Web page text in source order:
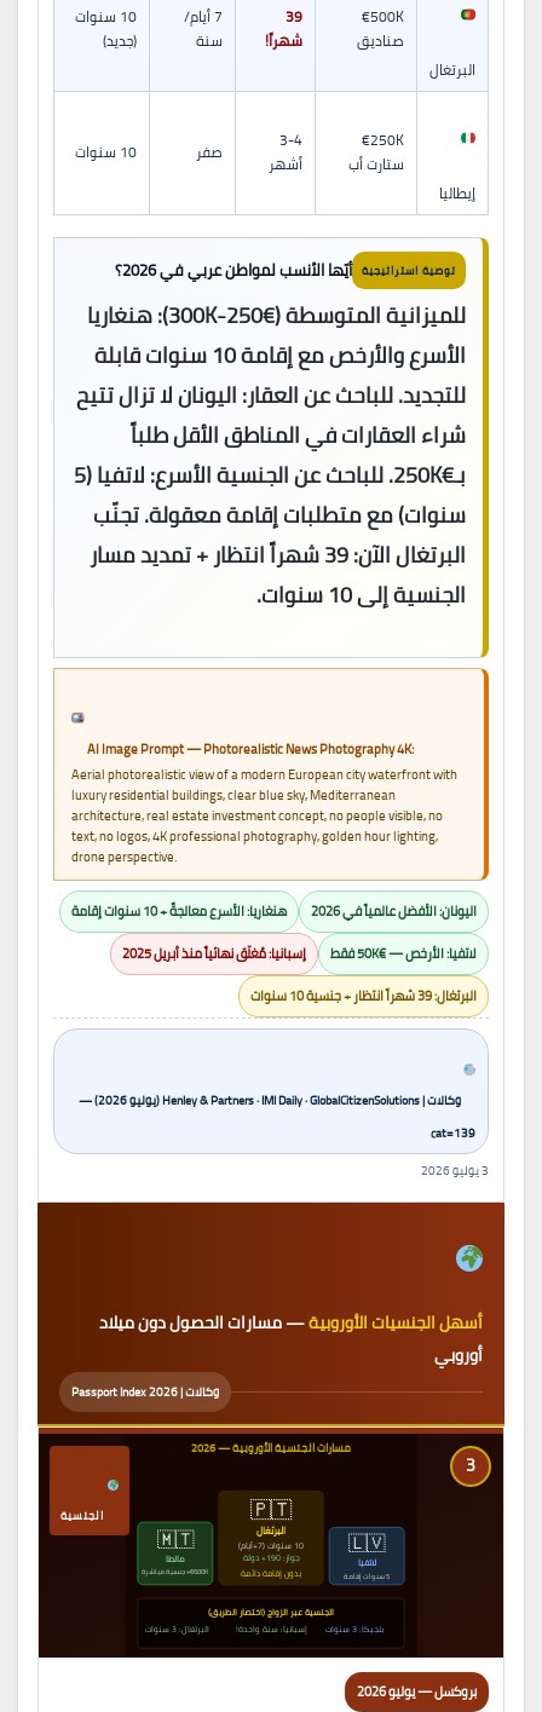
البرتغال
€500K
صناديق
39
شهراً!
7 أيام/
سنة
10 سنوات
(جديد)
إيطاليا
€250K
ستارت أب
3-4
أشهر
صفر 10 سنوات
توصية استراتيجية أيّها الأنسب لمواطن عربي في 2026؟
للميزانية المتوسطة (€250-300K):
هنغاريا
الأسرع والأرخص مع إقامة 10 سنوات قابلة
للتجديد.للباحث عن العقار:اليونان لا تزال تتيح
شراء العقارات في المناطق الأقل طلباً
بـ€250K.
للباحث عن الجنسية الأسرع:
لاتفيا (5
سنوات) مع متطلبات إقامة معقولة.تجنّب
البرتغال الآن:
39 شهراً انتظار + تمديد مسار
الجنسية إلى 10 سنوات.
AI Image Prompt — Photorealistic News Photography 4K:
Aerial photorealistic view of a modern European city waterfront with
luxury residential buildings, clear blue sky, Mediterranean
architecture, real estate investment concept, no people visible, no
text, no logos, 4K professional photography, golden hour lighting,
drone perspective.
اليونان: الأفضل عالمياً في 2026
هنغاريا: الأسرع معالجةً + 10 سنوات إقامة
لاتفيا: الأرخص — €50K فقط
إسبانيا: مُغلَق نهائياً منذ أبريل 2025
البرتغال: 39 شهراً انتظار + جنسية 10 سنوات
وكالات | Henley & Partners · IMI Daily · GlobalCitizenSolutions (يوليو 2026) —
cat=139
3 يوليو 2026
أسهل الجنسيات الأوروبية— مسارات الحصول دون ميلاد
أوروبي
وكالات | Passport Index 2026
مسارات الجنسية الأوروبية — 2026
🇵🇹
البرتغال
10 سنوات (7+أيام)
جواز: 190+ دولة
بدون إقامة دائمة
🇲🇹
مالطا
€600K+ جنسية مباشرة
🇱🇻
لاتفيا
5 سنوات إقامة
الجنسية عبر الزواج (اختصار الطريق)
البرتغال: 3 سنوات إسبانيا: سنة واحدة! بلجيكا: 3 سنوات
3
الجنسية
بروكسل — يوليو 2026